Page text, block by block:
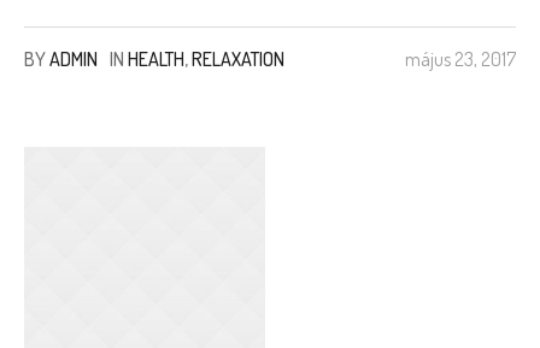
május 23, 2017
BYADMIN IN HEALTH,RELAXATION